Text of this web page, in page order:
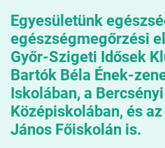
Egyesületünk
egészségmegőrzési
Győr-Szigeti Idősek
Bartók Béla Ének-
Iskolában, a
Középiskolában, és
János Főiskolán is.